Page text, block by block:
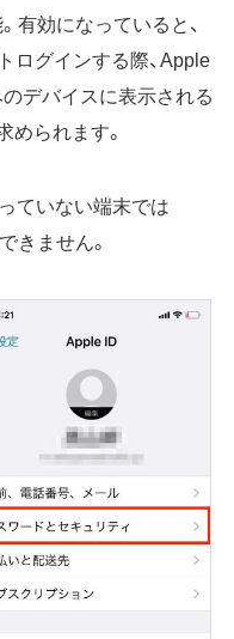
有効になっていると、
ログインする際、Apple
デバイスに表示される
められます。
ていない端末では
きません。